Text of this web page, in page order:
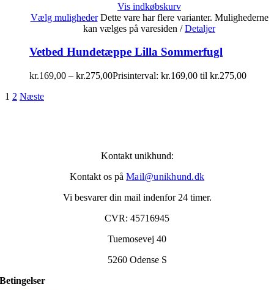
Vis indkøbskurv
Vælg muligheder Dette vare har flere varianter. Mulighederne
kan vælges på varesiden / Detaljer
Vetbed Hundetæppe Lilla Sommerfugl
kr.169,00 – kr.275,00Prisinterval: kr.169,00 til kr.275,00
1 2 Næste
Kontakt unikhund:
Kontakt os på Mail@unikhund.dk
Vi besvarer din mail indenfor 24 timer.
CVR: 45716945
Tuemosevej 40
5260 Odense S
Betingelser